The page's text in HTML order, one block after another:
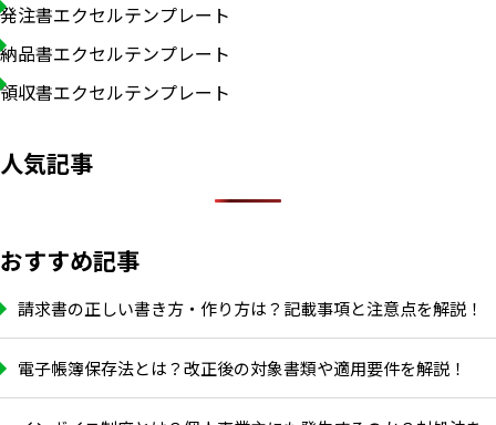
発注書エクセルテンプレート
納品書エクセルテンプレート
領収書エクセルテンプレート
人気記事
おすすめ記事
請求書の正しい書き方・作り方は？記載事項と注意点を解説！
電子帳簿保存法とは？改正後の対象書類や適用要件を解説！